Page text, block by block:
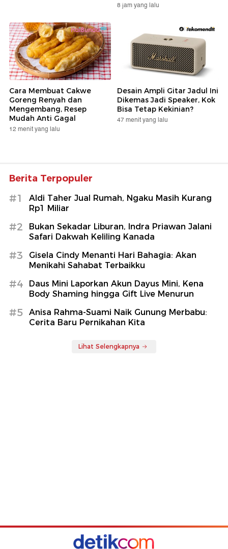
8 jam yang lalu
Cara Membuat Cakwe
Goreng Renyah dan
Mengembang, Resep
Mudah Anti Gagal
12 menit yang lalu
Desain Ampli Gitar Jadul Ini
Dikemas Jadi Speaker, Kok
Bisa Tetap Kekinian?
47 menit yang lalu
Berita Terpopuler
#1
Aldi Taher Jual Rumah, Ngaku Masih Kurang
Rp1 Miliar
#2
Bukan Sekadar Liburan, Indra Priawan Jalani
Safari Dakwah Keliling Kanada
#3
Gisela Cindy Menanti Hari Bahagia: Akan
Menikahi Sahabat Terbaikku
#4
Daus Mini Laporkan Akun Dayus Mini, Kena
Body Shaming hingga Gift Live Menurun
#5
Anisa Rahma-Suami Naik Gunung Merbabu:
Cerita Baru Pernikahan Kita
Lihat Selengkapnya